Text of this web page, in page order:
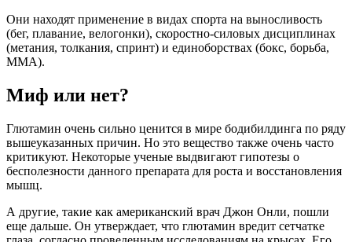
Они находят применение в видах спорта на выносливость
(бег, плавание, велогонки), скоростно-силовых дисциплинах
(метания, толкания, спринт) и единоборствах (бокс, борьба,
ММА).
Миф или нет?
Глютамин очень сильно ценится в мире бодибилдинга по ряду
вышеуказанных причин. Но это вещество также очень часто
критикуют. Некоторые ученые выдвигают гипотезы о
бесполезности данного препарата для роста и восстановления
мышц.
А другие, такие как американский врач Джон Онли, пошли
еще дальше. Он утверждает, что глютамин вредит сетчатке